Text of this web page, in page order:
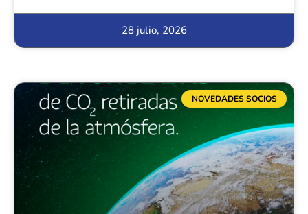
28 julio, 2026
NOVEDADES SOCIOS